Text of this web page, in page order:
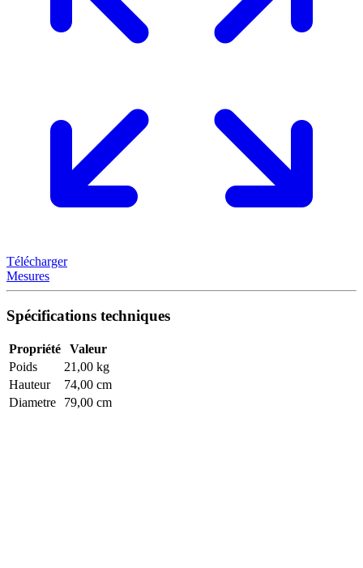
Télécharger
Mesures
Spécifications techniques
Propriété
Valeur
Poids
21,00 kg
Hauteur
74,00 cm
Diametre
79,00 cm